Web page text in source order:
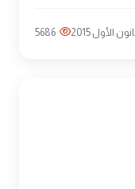
5686